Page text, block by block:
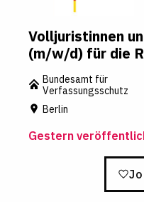
Volljuristinnen
(m/w/d) für die
Bundesamt für
Verfassungsschutz
Berlin
Gestern